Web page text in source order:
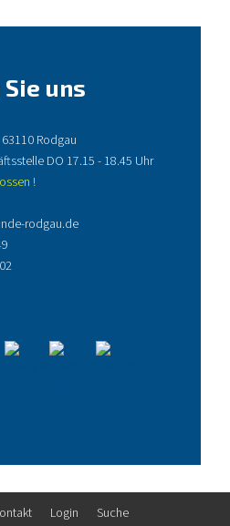
uns
Rodgau
DO 17.15 - 18.45 Uhr
!
rodgau.de
Login Suche